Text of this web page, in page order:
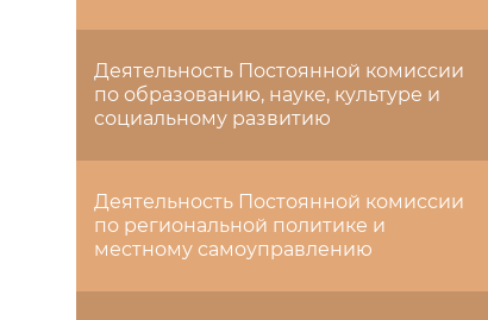
Деятельность Постоянной комиссии
по образованию, науке, культуре и
социальному развитию
Деятельность Постоянной комиссии
по региональной политике и
местному самоуправлению